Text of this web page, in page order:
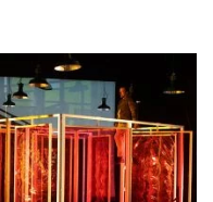
scène par David
Maillon - Théâtre de